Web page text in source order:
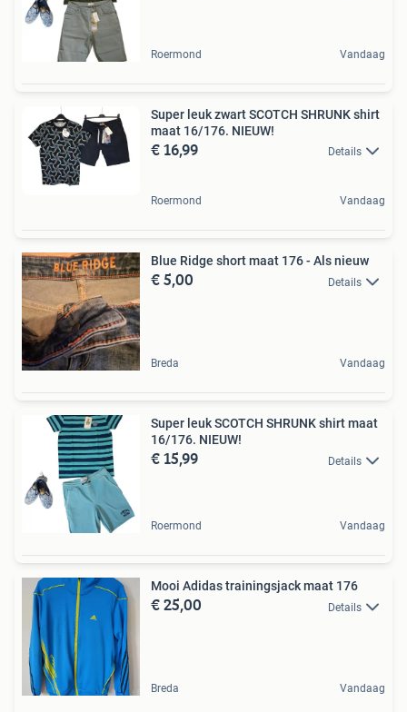
Roermond Vandaag
Super leuk zwart SCOTCH SHRUNK shirt
maat 16/176. NIEUW!
€ 16,99 Details
Roermond Vandaag
Blue Ridge short maat 176 - Als nieuw
€ 5,00 Details
Breda Vandaag
Super leuk SCOTCH SHRUNK shirt maat
16/176. NIEUW!
€ 15,99 Details
Roermond Vandaag
Mooi Adidas trainingsjack maat 176
€ 25,00 Details
Breda Vandaag